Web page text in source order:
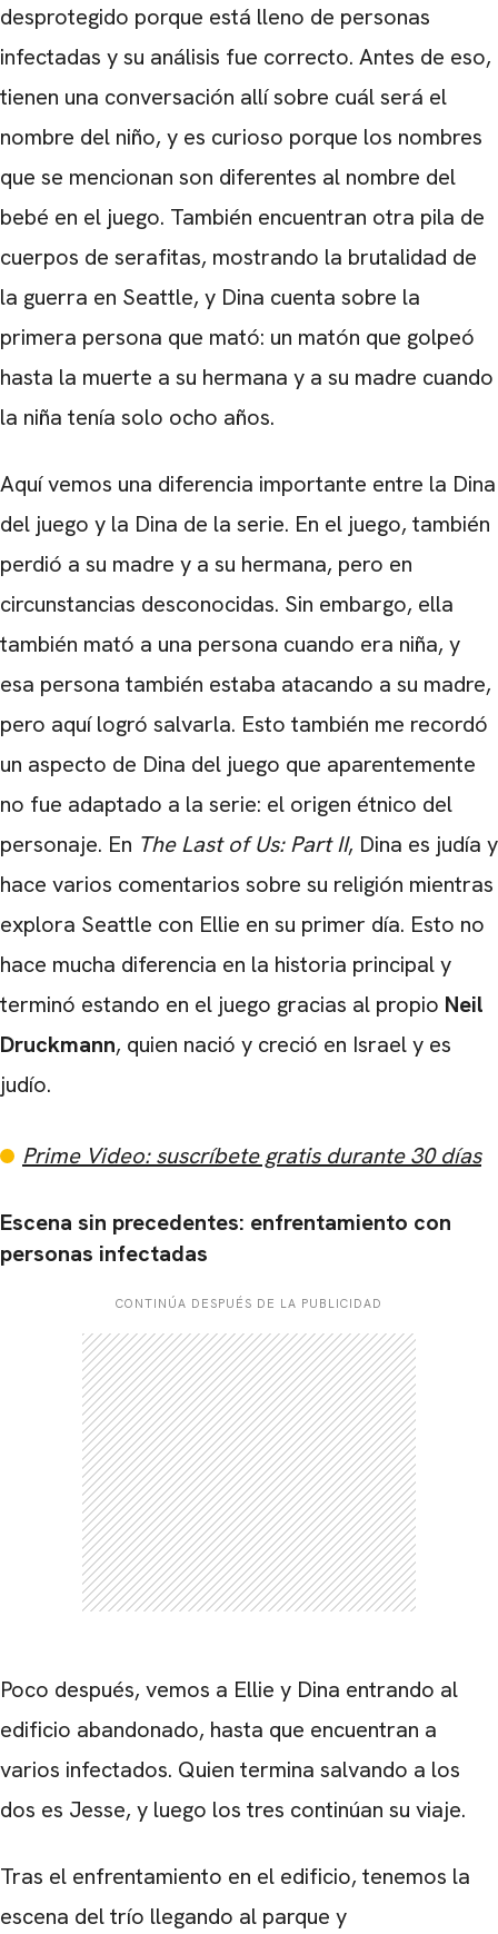
desprotegido porque está lleno de personas
infectadas y su análisis fue correcto. Antes de eso,
tienen una conversación allí sobre cuál será el
nombre del niño, y es curioso porque los nombres
que se mencionan son diferentes al nombre del
bebé en el juego. También encuentran otra pila de
cuerpos de serafitas, mostrando la brutalidad de
la guerra en Seattle, y Dina cuenta sobre la
primera persona que mató: un matón que golpeó
hasta la muerte a su hermana y a su madre cuando
la niña tenía solo ocho años.
Aquí vemos una diferencia importante entre la Dina
del juego y la Dina de la serie. En el juego, también
perdió a su madre y a su hermana, pero en
circunstancias desconocidas. Sin embargo, ella
también mató a una persona cuando era niña, y
esa persona también estaba atacando a su madre,
pero aquí logró salvarla. Esto también me recordó
un aspecto de Dina del juego que aparentemente
no fue adaptado a la serie: el origen étnico del
personaje. En The Last of Us: Part II, Dina es judía y
hace varios comentarios sobre su religión mientras
explora Seattle con Ellie en su primer día. Esto no
hace mucha diferencia en la historia principal y
terminó estando en el juego gracias al propio Neil
Druckmann, quien nació y creció en Israel y es
judío.
Prime Video: suscríbete gratis durante 30 días
Escena sin precedentes: enfrentamiento con
personas infectadas
CONTINÚA DESPUÉS DE LA PUBLICIDAD
Poco después, vemos a Ellie y Dina entrando al
edificio abandonado, hasta que encuentran a
varios infectados. Quien termina salvando a los
dos es Jesse, y luego los tres continúan su viaje.
Tras el enfrentamiento en el edificio, tenemos la
escena del trío llegando al parque y
CARREGANDO PUBLICIDADE